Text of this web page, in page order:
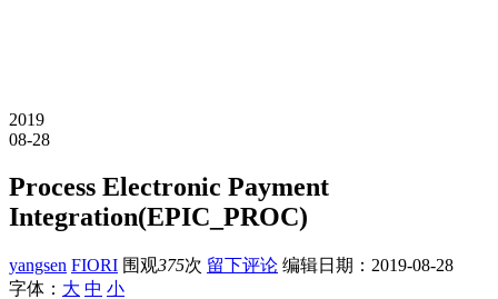
2019
08-28
Process Electronic Payment
Integration(EPIC_PROC)
yangsen FIORI 围观375次 留下评论 编辑日期： 2019-08-28
字体： 大 中 小